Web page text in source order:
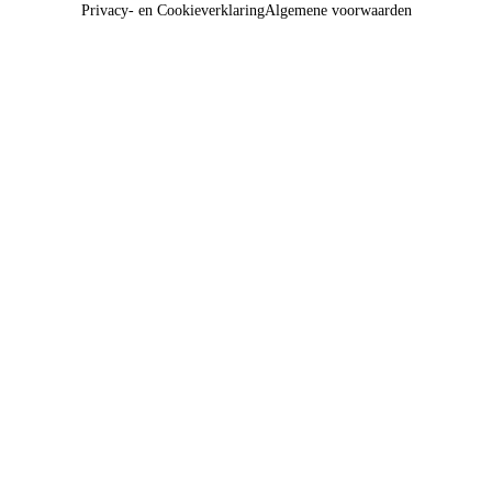
Privacy- en CookieverklaringAlgemene voorwaarden